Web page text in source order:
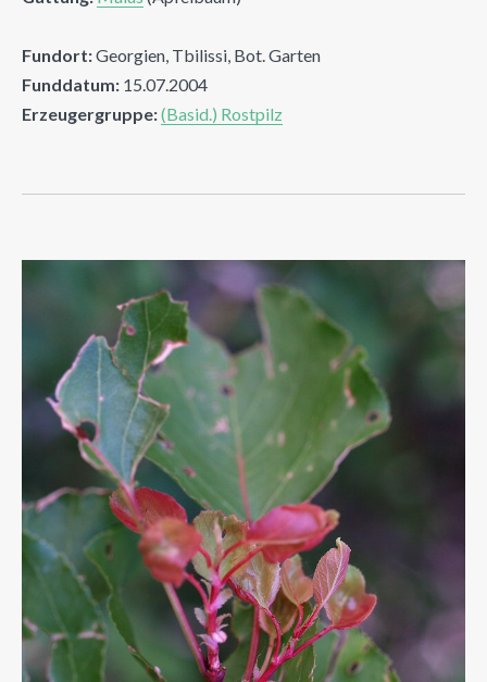
Fundort:Georgien, Tbilissi, Bot. Garten
Funddatum: 15.07.2004
Erzeugergruppe:(Basid.) Rostpilz